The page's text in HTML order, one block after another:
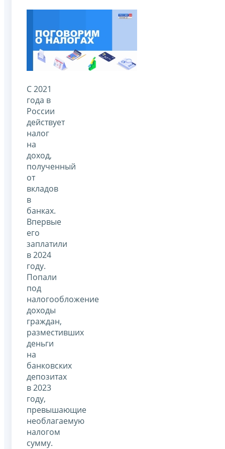
С 2021
года в
России
действует
налог
на
доход,
полученный
от
вкладов
в
банках.
Впервые
его
заплатили
в 2024
году.
Попали
под
налогообложение
доходы
граждан,
разместивших
деньги
на
банковских
депозитах
в 2023
году,
превышающие
необлагаемую
налогом
сумму.